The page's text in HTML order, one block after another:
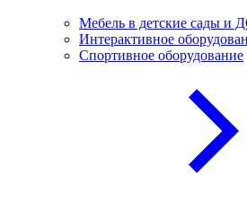
Мебель в детские сады и
Интерактивное
Спортивное оборудование